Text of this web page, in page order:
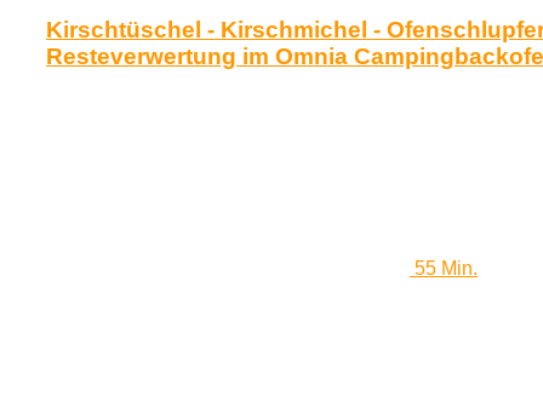
Kirschtüschel - Kirschmichel -
Resteverwertung im Omnia
55 Min.